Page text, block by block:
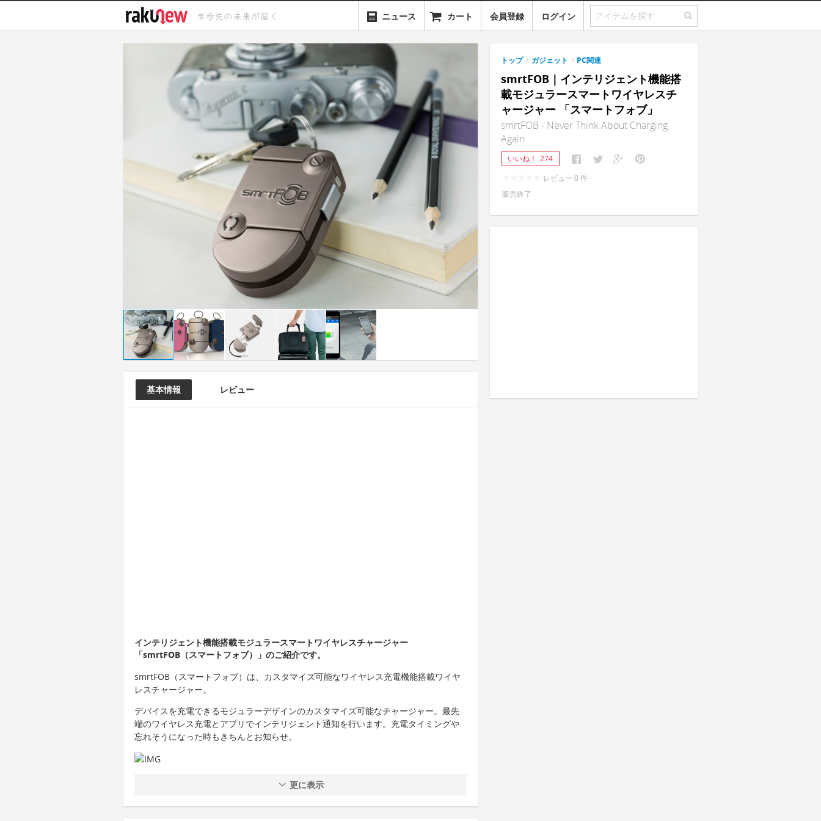
ニュース カート 会員登録 ログイン
基本情報 レビュー
インテリジェント機能搭載モジュラースマートワイヤレスチャージャー
「smrtFOB（スマートフォブ）」のご紹介です。
smrtFOB（スマートフォブ）は、カスタマイズ可能なワイヤレス充電機能搭載ワイヤ
レスチャージャー。
デバイスを充電できるモジュラーデザインのカスタマイズ可能なチャージャー。最先
端のワイヤレス充電とアプリでインテリジェント通知を行います。充電タイミングや
忘れそうになった時もきちんとお知らせ。
更に表示
トップ / ガジェット / PC関連
smrtFOB｜インテリジェント機能搭
載モジュラースマートワイヤレスチ
ャージャー 「スマートフォブ」
smrtFOB - Never Think About Charging
Again
いいね！ 274
レビュー 0 件
販売終了